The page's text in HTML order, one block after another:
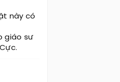
này có
giáo sư